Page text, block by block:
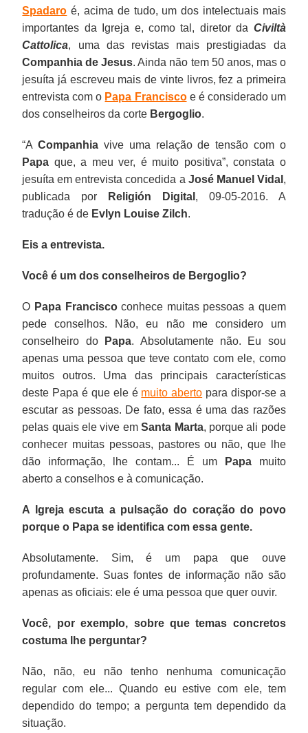
Spadaro é, acima de tudo, um dos intelectuais mais
importantes da Igreja e, como tal, diretor da Civiltà
Cattolica, uma das revistas mais prestigiadas da
Companhia de Jesus. Ainda não tem 50 anos, mas o
jesuíta já escreveu mais de vinte livros, fez a primeira
entrevista com o Papa Franciscoe é considerado um
dos conselheiros da corte Bergoglio.
“ACompanhia vive uma relação de tensão com o
Papa que, a meu ver, é muito positiva”, constata o
jesuíta em entrevista concedida a José Manuel Vidal ,
publicada por
Religión Digital , 09-05-2016. A
tradução é de Evlyn Louise Zilch.
Eis a entrevista.
Você é um dos conselheiros de Bergoglio?
O Papa Franciscoconhece muitas pessoas a quem
pede conselhos. Não, eu não me considero um
conselheiro do
Papa. Absolutamente não. Eu sou
apenas uma pessoa que teve contato com ele, como
muitos outros. Uma das principais características
deste Papa é que ele é muito aberto para dispor-se a
escutar as pessoas. De fato, essa é uma das razões
pelas quais ele vive emSanta Marta, porque ali pode
conhecer muitas pessoas, pastores ou não, que lhe
dão informação, lhe contam... É um
Papamuito
aberto a conselhos e à comunicação.
A Igreja escuta a pulsação do coração do povo
porque o Papa se identifica com essa gente.
Absolutamente. Sim, é um papa que ouve
profundamente. Suas fontes de informação não são
apenas as oficiais: ele é uma pessoa que quer ouvir.
Você, por exemplo, sobre que temas concretos
costuma lhe perguntar?
Não, não, eu não tenho nenhuma comunicação
regular com ele... Quando eu estive com ele, tem
dependido do tempo; a pergunta tem dependido da
situação.